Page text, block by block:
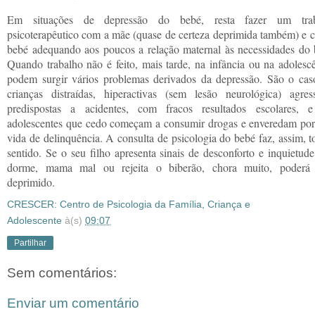
Em situações de depressão do bebé, resta fazer um
psicoterapêutico com a mãe (quase de certeza deprimida também) e
bebé adequando aos poucos a relação maternal às necessidades do
Quando trabalho não é feito, mais tarde, na infância ou na
podem surgir vários problemas derivados da depressão. São o
crianças distraídas, hiperactivas (sem lesão neurológica)
predispostas a acidentes, com fracos resultados escolares,
adolescentes que cedo começam a consumir drogas e enveredam
vida de delinquência. A consulta de psicologia do bebé faz, assim,
sentido. Se o seu filho apresenta sinais de desconforto e
dorme, mama mal ou rejeita o biberão, chora muito, poderá
deprimido.
CRESCER: Centro de Psicologia da Família, Criança e
Adolescente à(s) 09:07
Partilhar
Sem comentários:
Enviar um comentário